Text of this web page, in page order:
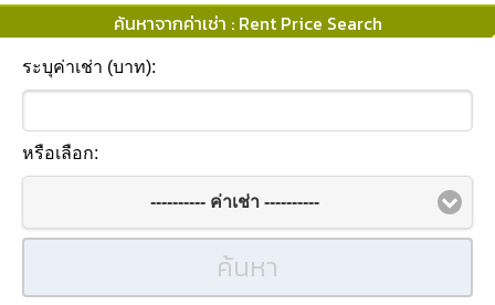
ค้นหาจากค่าเช่า : Rent Price Search
ระบุค่าเช่า (บาท):
หรือเลือก:
---------- ค่าเช่า ----------
ค้นหา